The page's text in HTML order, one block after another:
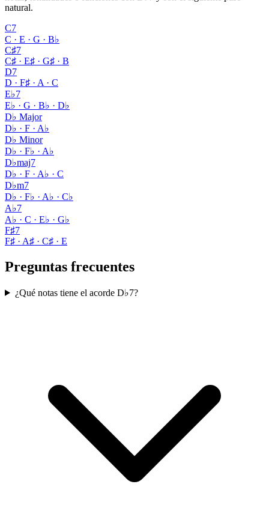
natural.
C7
C · E · G · B♭
C♯7
C♯ · E♯ · G♯ · B
D7
D · F♯ · A · C
E♭7
E♭ · G · B♭ · D♭
D♭ Major
D♭ · F · A♭
D♭ Minor
D♭ · F♭ · A♭
D♭maj7
D♭ · F · A♭ · C
D♭m7
D♭ · F♭ · A♭ · C♭
A♭7
A♭ · C · E♭ · G♭
F♯7
F♯ · A♯ · C♯ · E
Preguntas frecuentes
¿Qué notas tiene el acorde D♭7?